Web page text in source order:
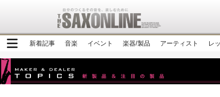
新着記事 音楽 イベント 楽器/製品 アーティスト レ